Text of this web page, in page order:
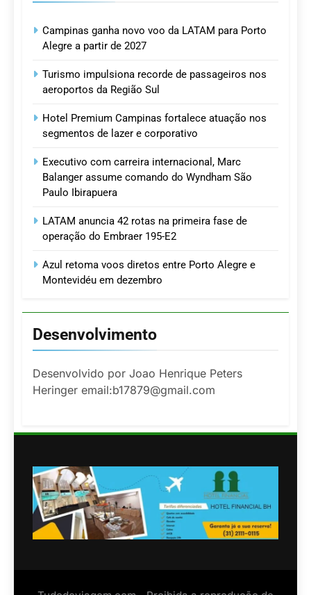
Campinas ganha novo voo da LATAM para Porto
Alegre a partir de 2027
Turismo impulsiona recorde de passageiros nos
aeroportos da Região Sul
Hotel Premium Campinas fortalece atuação nos
segmentos de lazer e corporativo
Executivo com carreira internacional, Marc
Balanger assume comando do Wyndham São
Paulo Ibirapuera
LATAM anuncia 42 rotas na primeira fase de
operação do Embraer 195-E2
Azul retoma voos diretos entre Porto Alegre e
Montevidéu em dezembro
Desenvolvimento
Desenvolvido por Joao Henrique Peters
Heringer email:b17879@gmail.com